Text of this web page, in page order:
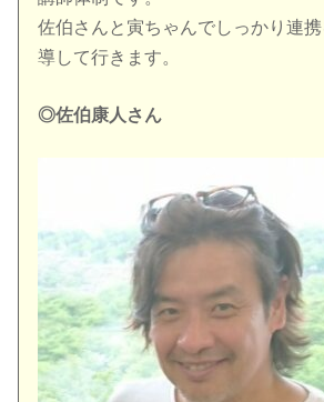
佐伯さんと寅ちゃんでしっかり連
導して行きます。
◎佐伯康人さん